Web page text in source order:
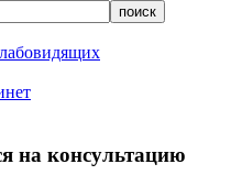
на консультацию